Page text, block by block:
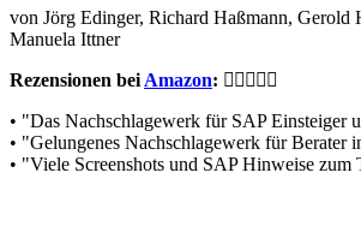
von Jörg Edinger, Richard Haßmann, Gerold
Manuela Ittner
Rezensionen bei Amazon:
• "Das Nachschlagewerk für SAP Einsteiger
• "Gelungenes Nachschlagewerk für Berater
• "Viele Screenshots und SAP Hinweise zum